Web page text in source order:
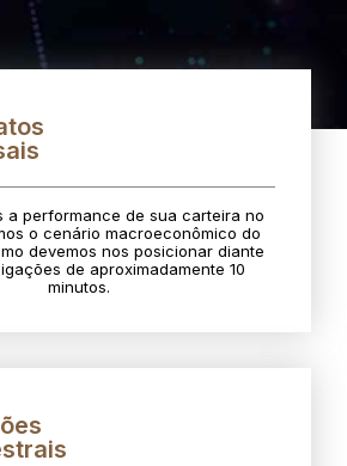
a performance de sua carteira no
o cenário macroeconômico do
devemos nos posicionar diante
de aproximadamente 10
minutos.